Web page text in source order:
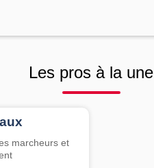
Les pros à la une
marcheurs et